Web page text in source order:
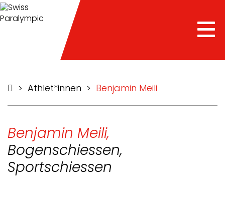
> Athlet*innen > Benjamin Meili
Benjamin Meili,
Bogenschiessen,
Sportschiessen